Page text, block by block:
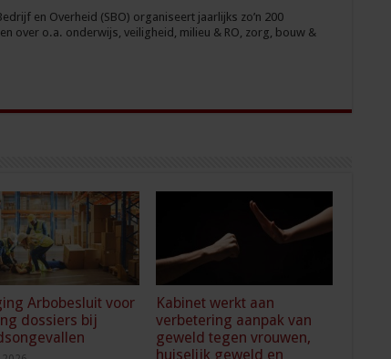
en Overheid (SBO) organiseert jaarlijks zo’n 200
over o.a. onderwijs, veiligheid, milieu & RO, zorg, bouw &
Arbobesluit voor
dossiers bij
Kabinet werkt aan
verbetering aanpak van
geweld tegen vrouwen,
huiselijk geweld en